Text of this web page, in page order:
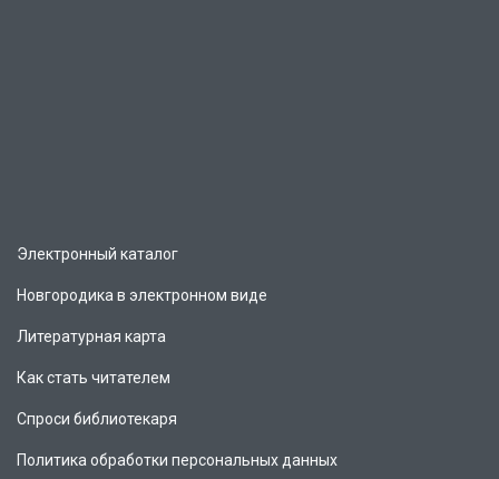
Электронный каталог
Новгородика в электронном виде
Литературная карта
Как стать читателем
Спроси библиотекаря
Политика обработки персональных данных